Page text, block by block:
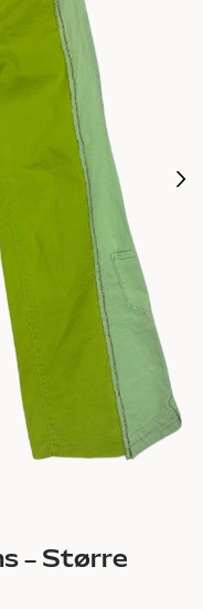
– Større